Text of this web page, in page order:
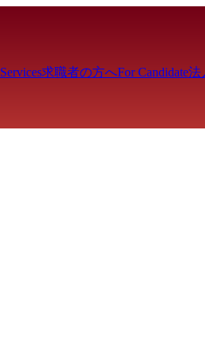
Services求職者の方へFor Candidate法